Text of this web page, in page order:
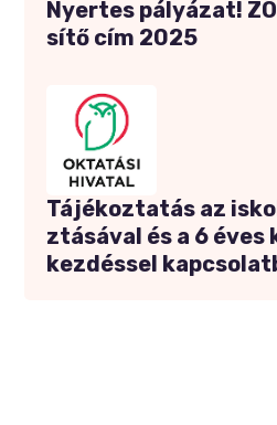
Nyertes pályázat!
sítő cím 2025
Tájékoztatás az
ztásával és a 6
kezdéssel